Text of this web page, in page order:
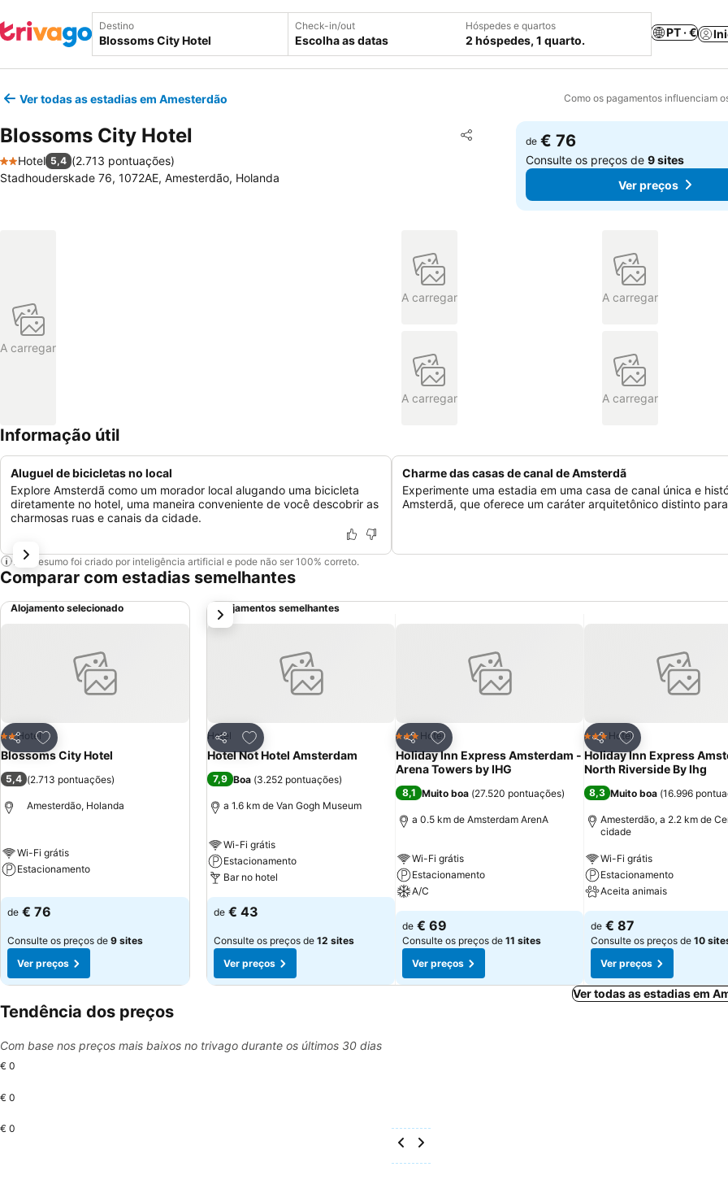
Destino Check-in/out
Escolha as datas
Hóspedes e quartos
2 hóspedes, 1 quarto.
PT · €
Ver todas as estadias em Amesterdão Como os pagamentos influenciam
Blossoms City Hotel Partilhar
Adicionar aos favoritos
2 Estrelas
Hotel 5,4 (2.713 pontuações)
Stadhouderskade 76, 1072AE, Amesterdão, Holanda
de € 76
Consulte os preços de9 sites
Ver preços
A carregar
A carregar A carregar
A carregar A carregar
Informação útil
Aluguel de bicicletas no local
Explore Amsterdã como um morador local alugando uma bicicleta
diretamente no hotel, uma maneira conveniente de você descobrir as
charmosas ruas e canais da cidade.
Charme das casas de canal de Amsterdã
Experimente uma estadia em uma casa de canal única e
Amsterdã, que oferece um caráter arquitetônico distinto
Este resumo foi criado por inteligência artificial e pode não ser 100% correto.
Comparar com estadias semelhantes
Alojamento selecionado
Partilhar
Adicionar aos favoritos
2 Estrelas
Hotel
Blossoms City Hotel
5,4 (2.713 pontuações)
Amesterdão, Holanda
Wi-Fi grátis
Estacionamento
de € 76
Consulte os preços de 9 sites
Ver preços
Alojamentos semelhantes
Partilhar
Adicionar aos favoritos
Hotel
Hotel Not Hotel Amsterdam
7,9 Boa (3.252 pontuações)
a 1.6 km de Van Gogh Museum
Wi-Fi grátis
Estacionamento
Bar no hotel
de € 43
Consulte os preços de 12 sites
Ver preços
Partilhar
Adicionar aos favoritos
3 Estrelas
Hotel
Holiday Inn Express Amsterdam -
Arena Towers by IHG
8,1 Muito boa (27.520 pontuações)
a 0.5 km de Amsterdam ArenA
Wi-Fi grátis
Estacionamento
A/C
de € 69
Consulte os preços de 11 sites
Ver preços
Partilhar
Adicionar aos
3 Estrelas
Hotel
Holiday Inn Express
North Riverside By Ihg
8,3 Muito boa (16.996
Amesterdão, a 2.2 km de
cidade
Wi-Fi grátis
Estacionamento
Aceita animais
de € 87
Consulte os preços de 10
Ver preços
próximo
Ver todas as estadias em
Tendência dos preços
Com base nos preços mais baixos no trivago durante os últimos 30 dias
€ 0
€ 0
€ 0